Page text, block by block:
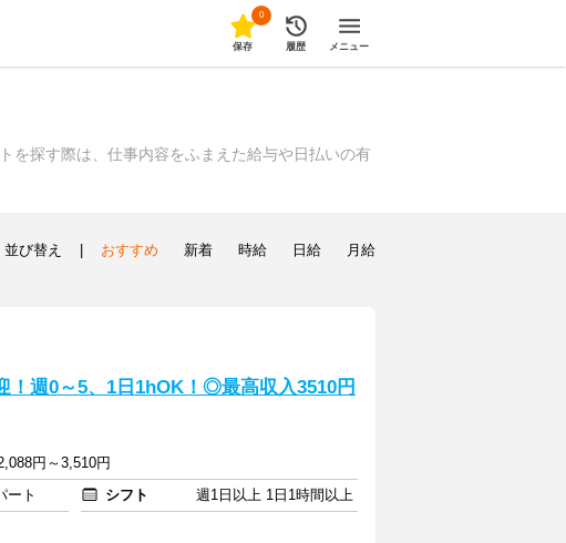
0
保存 履歴 メニュー
を探す際は、仕事内容をふまえた給与や日払いの有
並び替え おすすめ 新着 時給 日給 月給
！週0～5、1日1hOK！◎最高収入3510円
円～3,510円
ート シフト
週1日以上 1日1時間以上